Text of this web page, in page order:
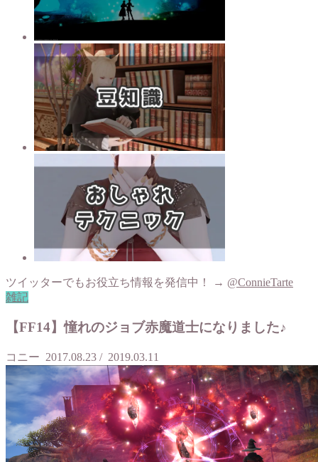
ツイッターでもお役立ち情報を発信中！ → @ConnieTarte
雑記
【FF14】憧れのジョブ赤魔道士になりました♪
コニー 2017.08.23 / 2019.03.11